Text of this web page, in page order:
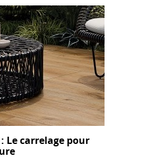
Le carrelage pour